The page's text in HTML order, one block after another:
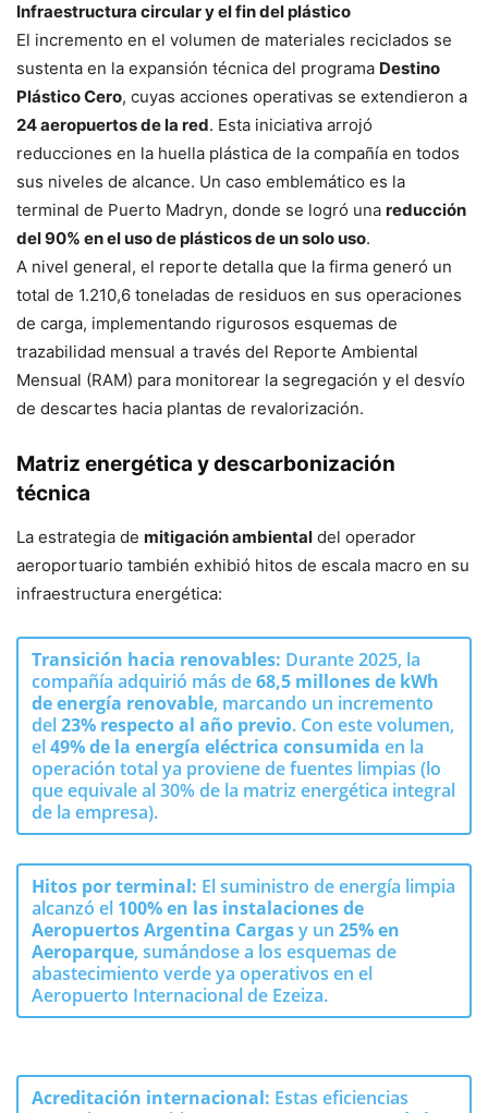
Infraestructura circular y el fin del plástico
El incremento en el volumen de materiales reciclados se
sustenta en la expansión técnica del programa Destino
Plástico Cero, cuyas acciones operativas se extendieron a
24 aeropuertos de la red. Esta iniciativa arrojó
reducciones en la huella plástica de la compañía en todos
sus niveles de alcance. Un caso emblemático es la
terminal de Puerto Madryn, donde se logró una reducción
del 90% en el uso de plásticos de un solo uso.
A nivel general, el reporte detalla que la firma generó un
total de 1.210,6 toneladas de residuos en sus operaciones
de carga, implementando rigurosos esquemas de
trazabilidad mensual a través del Reporte Ambiental
Mensual (RAM) para monitorear la segregación y el desvío
de descartes hacia plantas de revalorización.
Matriz energética y descarbonización
técnica
La estrategia de mitigación ambiental del operador
aeroportuario también exhibió hitos de escala macro en su
infraestructura energética:
Transición hacia renovables: Durante 2025, la
compañía adquirió más de68,5 millones de kWh
de energía renovable, marcando un incremento
del23% respecto al año previo. Con este volumen,
el49% de la energía eléctrica consumida en la
operación total ya proviene de fuentes limpias (lo
que equivale al 30% de la matriz energética integral
de la empresa).
Hitos por terminal: El suministro de energía limpia
alcanzó el 100% en las instalaciones de
Aeropuertos Argentina Cargasy un 25% en
Aeroparque, sumándose a los esquemas de
abastecimiento verde ya operativos en el
Aeropuerto Internacional de Ezeiza.
Acreditación internacional: Estas eficiencias